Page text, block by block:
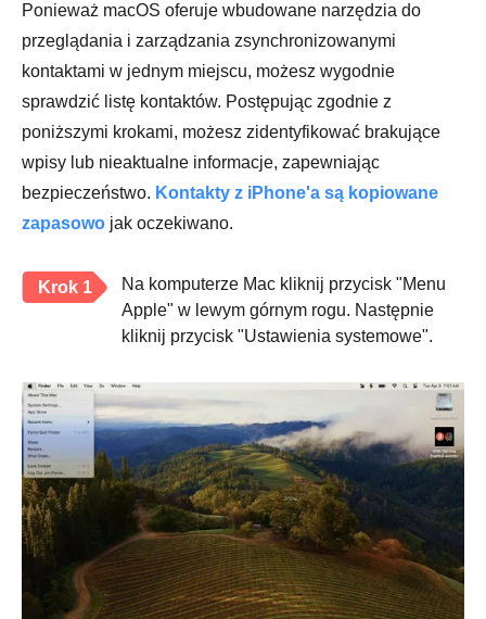
Ponieważ macOS oferuje wbudowane narzędzia do
przeglądania i zarządzania zsynchronizowanymi
kontaktami w jednym miejscu, możesz wygodnie
sprawdzić listę kontaktów. Postępując zgodnie z
poniższymi krokami, możesz zidentyfikować brakujące
wpisy lub nieaktualne informacje, zapewniając
bezpieczeństwo. Kontakty z iPhone'a są kopiowane
zapasowo jak oczekiwano.
Krok 1
Na komputerze Mac kliknij przycisk "Menu
Apple" w lewym górnym rogu. Następnie
kliknij przycisk "Ustawienia systemowe".